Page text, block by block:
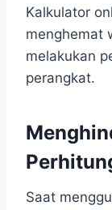
Kalkulator
menghemat
melakukan
perangkat.
Saat